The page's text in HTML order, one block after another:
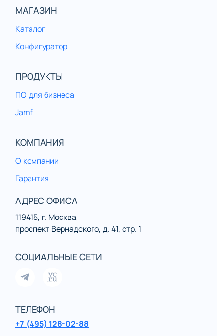
МАГАЗИН
Каталог
Конфигуратор
ПРОДУКТЫ
ПО для бизнеса
Jamf
КОМПАНИЯ
О компании
Гарантия
АДРЕС ОФИСА
119415, г. Москва,
проспект Вернадского, д. 41, стр. 1
СОЦИАЛЬНЫЕ СЕТИ
ТЕЛЕФОН
+7 (495) 128-02-88